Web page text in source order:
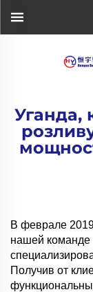
Уганда,
В феврале
нашей команде
Получив от